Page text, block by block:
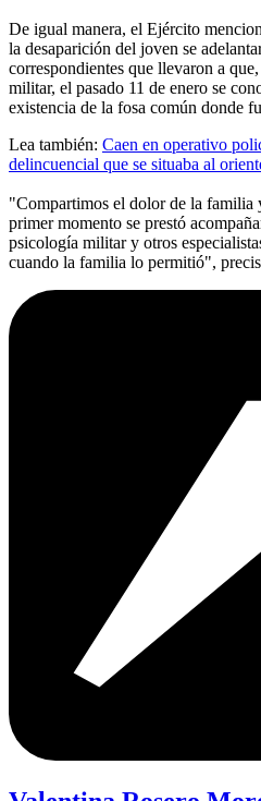
De igual manera, el Ejército
la desaparición del joven se
correspondientes que llevaron a
militar, el pasado 11 de enero se
existencia de la fosa común donde
Lea también: Caen en operativo
delincuencial que se situaba al
"Compartimos el dolor de la familia
primer momento se prestó
psicología militar y otros
cuando la familia lo permitió",